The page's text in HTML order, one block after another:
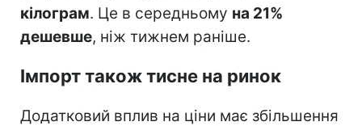
кілограм. Це в середньому на 21%
дешевше, ніж тижнем раніше.
Імпорт також тисне на ринок
Додатковий вплив на ціни має збільшення